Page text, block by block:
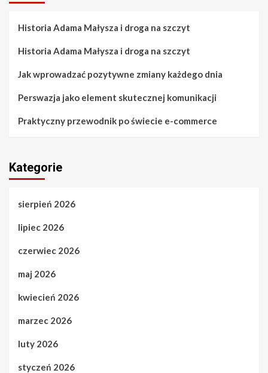
Historia Adama Małysza i droga na szczyt
Historia Adama Małysza i droga na szczyt
Jak wprowadzać pozytywne zmiany każdego dnia
Perswazja jako element skutecznej komunikacji
Praktyczny przewodnik po świecie e-commerce
Kategorie
sierpień 2026
lipiec 2026
czerwiec 2026
maj 2026
kwiecień 2026
marzec 2026
luty 2026
styczeń 2026